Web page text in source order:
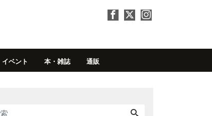
イベント 本・雑誌 通販